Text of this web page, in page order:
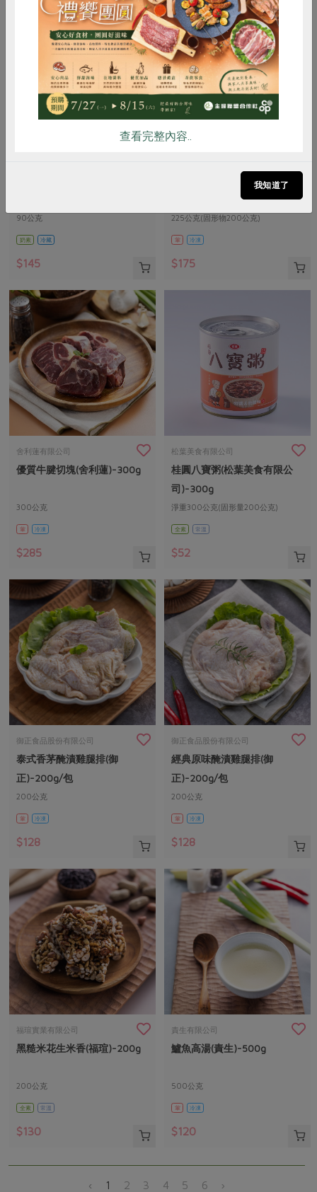
90公克
奶素 冷藏
$145
味噌鹽麴五花醃肉片(花肉
225公克(固形物200公克)
葷 冷凍
$175
舍利蓮有限公司
優質牛腱切塊(舍利蓮)-300g
300公克
葷 冷凍
$285
松葉美食有限公司
桂圓八寶粥(松葉美食有限公
司)-300g
淨重300公克(固形量200公克)
全素 常溫
$52
御正食品股份有限公司
泰式香茅醃漬雞腿排(御
正)-200g/包
200公克
葷 冷凍
$128
御正食品股份有限公司
經典原味醃漬雞腿排(御
正)-200g/包
200公克
葷 冷凍
$128
福瑄實業有限公司
黑糙米花生米香(福瑄)-200g
200公克
全素 常溫
$130
責生有限公司
鱸魚高湯(責生)-500g
500公克
葷 冷凍
$120
‹ 1 2 3 4 5 6 ›
惜食 RPET 食譜 減硝酸鹽
雞蛋 食安 共同購買
查看完整內容..
我知道了